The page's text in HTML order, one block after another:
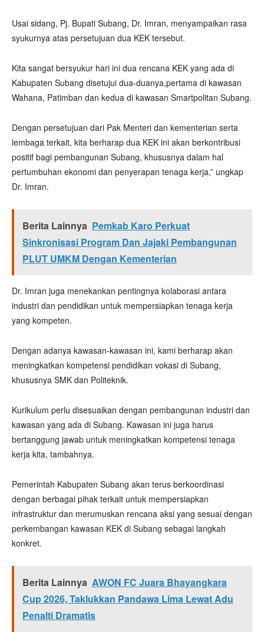
Usai sidang, Pj. Bupati Subang, Dr. Imran, menyampaikan rasa
syukurnya atas persetujuan dua KEK tersebut.
Kita sangat bersyukur hari ini dua rencana KEK yang ada di
Kabupaten Subang disetujui dua-duanya,pertama di kawasan
Wahana, Patimban dan kedua di kawasan Smartpolitan Subang.
Dengan persetujuan dari Pak Menteri dan kementerian serta
lembaga terkait, kita berharap dua KEK ini akan berkontribusi
positif bagi pembangunan Subang, khususnya dalam hal
pertumbuhan ekonomi dan penyerapan tenaga kerja,” ungkap
Dr. Imran.
Berita Lainnya Pemkab Karo Perkuat
Sinkronisasi Program Dan Jajaki Pembangunan
PLUT UMKM Dengan Kementerian
Dr. Imran juga menekankan pentingnya kolaborasi antara
industri dan pendidikan untuk mempersiapkan tenaga kerja
yang kompeten.
Dengan adanya kawasan-kawasan ini, kami berharap akan
meningkatkan kompetensi pendidikan vokasi di Subang,
khususnya SMK dan Politeknik.
Kurikulum perlu disesuaikan dengan pembangunan industri dan
kawasan yang ada di Subang. Kawasan ini juga harus
bertanggung jawab untuk meningkatkan kompetensi tenaga
kerja kita, tambahnya.
Pemerintah Kabupaten Subang akan terus berkoordinasi
dengan berbagai pihak terkait untuk mempersiapkan
infrastruktur dan merumuskan rencana aksi yang sesuai dengan
perkembangan kawasan KEK di Subang sebagai langkah
konkret.
Berita Lainnya AWON FC Juara Bhayangkara
Cup 2026, Taklukkan Pandawa Lima Lewat Adu
Penalti Dramatis